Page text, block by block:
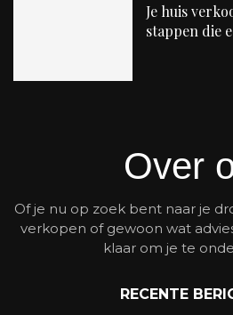
Je huis
stappen die
Over
Of je nu op zoek bent naar je
verkopen of gewoon wat
klaar om je te
RECENTE